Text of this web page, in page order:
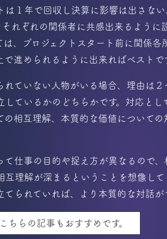
１年で回収し決算に影響は出さない
れぞれの関係者に共感出来るように
は、プロジェクトスタート前に関係
進められるように出来ればベストで
れていない人物がいる場合、理由は
しているかのどちらかです。対応と
の相互理解、本質的な価値について
て仕事の目的や捉え方が異なるので
互理解が深まるということを想像し
られていれば、より本質的な対話が
ちらの記事もおすすめです。